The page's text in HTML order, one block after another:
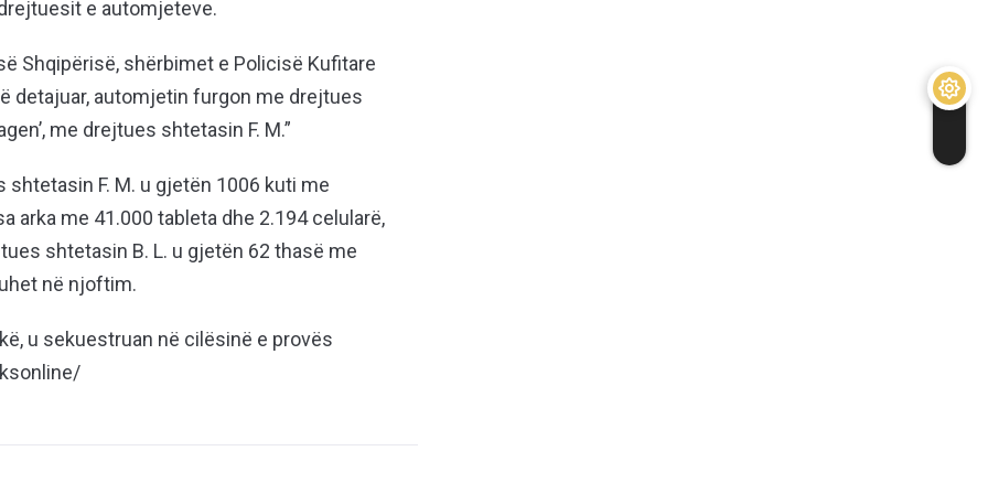
e automjeteve.
Shqipërisë, shërbimet e Policisë Kufitare
detajuar, automjetin furgon me drejtues
me drejtues shtetasin F. M.”
F. M. u gjetën 1006 kuti me
arka me 41.000 tableta dhe 2.194 celularë,
shtetasin B. L. u gjetën 62 thasë me
në njoftim.
u sekuestruan në cilësinë e provës